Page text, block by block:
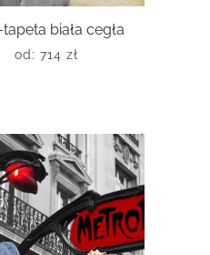
biała cegła
od: 714 zł